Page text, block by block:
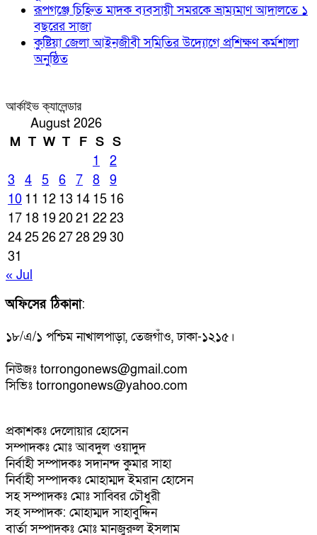
রূপগঞ্জে চিহ্নিত মাদক ব্যবসায়ী সমরকে ভ্রাম্যমাণ আদালতে ১
বছরের সাজা
কুষ্টিয়া জেলা আইনজীবী সমিতির উদ্যোগে প্রশিক্ষণ কর্মশালা
অনুষ্ঠিত
আর্কাইভ ক্যালেন্ডার
August 2026
M T W T F S S
1
2
3
4 5 6 7 8
9
10 11 12 13 14 15 16
17 18 192021 2223
24252627282930
31
« Jul
অফিসের ঠিকানা:
১৮/এ/১ পশ্চিম নাখালপাড়া, তেজগাঁও, ঢাকা-১২১৫।
নিউজঃ torrongonews@gmail.com
সিভিঃ torrongonews@yahoo.com
প্রকাশকঃ দেলোয়ার হোসেন
সম্পাদকঃ মোঃ আবদুল ওয়াদুদ
নির্বাহী সম্পাদকঃ সদানন্দ কুমার সাহা
নির্বাহী সম্পাদকঃ মোহাম্মদ ইমরান হোসেন
সহ সম্পাদকঃ মোঃ সাব্বির চৌধুরী
সহ সম্পাদক: মোহাম্মদ সাহাবুদ্দিন
বার্তা সম্পাদকঃ মোঃ মানজুরুল ইসলাম